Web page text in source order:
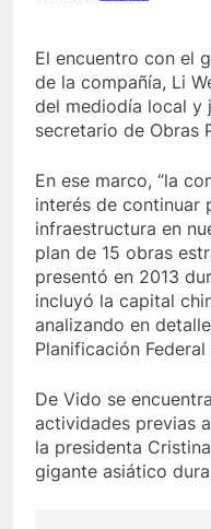
El encuentro con el
de la compañía, Li
del mediodía local y
secretario de Obras
En ese marco, “la
interés de continuar
infraestructura en
plan de 15 obras
presentó en 2013
incluyó la capital
analizando en
Planificación
De Vido se
actividades previas
la presidenta
gigante asiático